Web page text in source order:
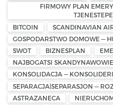
FIRMOWY PLAN
BITCOIN
SCANDINAVIAN
GOSPODARSTWO DOMOWE —
SWOT
BIZNESPLAN
NAJBOGATSI SKANDYNAWOWIE
KONSOLIDACJA —
SEPARACJA|SEPARASJON —
ASTRAZANECA